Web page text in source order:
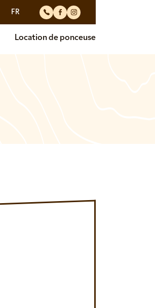
FR
TiktokFacebook
Instagram
Location de ponceuse